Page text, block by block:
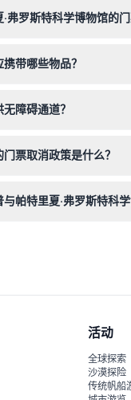
罗斯特科学博物馆的门
带哪些物品？
障碍通道？
票取消政策是什么？
帕特里夏·弗罗斯特科学
活动
全球探索
沙漠探险
传统帆船